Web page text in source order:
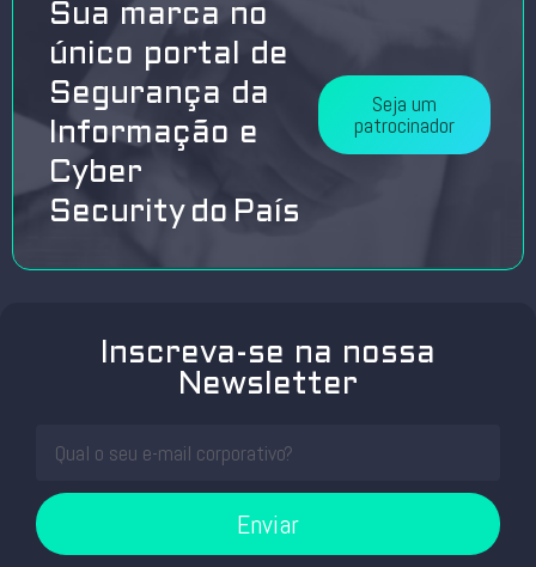
Sua marca no
único portal de
Segurança da
Informação e
Cyber
Security do País
Seja um
patrocinador
Inscreva-se na nossa
Newsletter
Enviar